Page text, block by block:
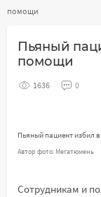
помощи
Пьяный
помощи
1636 0
Пьяный пациент избил
Автор фото: Мегатюмень
Сотрудникам и